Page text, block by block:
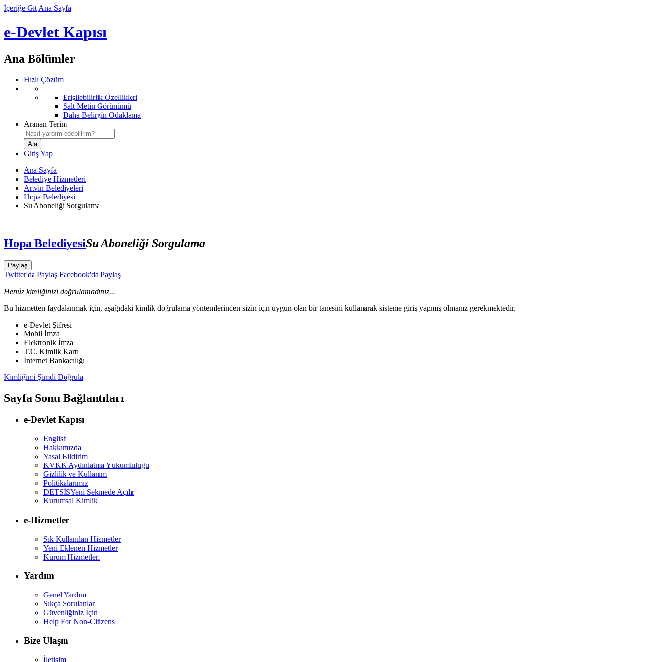
İçeriğe Git Ana Sayfa
e-Devlet Kapısı
Ana Bölümler
Hızlı Çözüm
Erişilebilirlik Özellikleri
Salt Metin Görünümü
Daha Belirgin Odaklama
Aranan Terim
Giriş Yap
Ana Sayfa
Belediye Hizmetleri
Artvin Belediyeleri
Hopa Belediyesi
Su Aboneliği Sorgulama
Hopa BelediyesiSu Aboneliği Sorgulama
Paylaş
Twitter'da Paylaş Facebook'da Paylaş
Henüz kimliğinizi doğrulamadınız...
Bu hizmetten faydalanmak için, aşağıdaki kimlik doğrulama yöntemlerinden sizin için uygun olan bir tanesini kullanarak sisteme giriş yapmış olmanız gerekmektedir.
e-Devlet Şifresi
Mobil İmza
Elektronik İmza
T.C. Kimlik Kartı
İnternet Bankacılığı
Kimliğimi Şimdi Doğrula
Sayfa Sonu Bağlantıları
e-Devlet Kapısı
English
Hakkımızda
Yasal Bildirim
KVKK Aydınlatma Yükümlülüğü
Gizlilik ve Kullanım
Politikalarımız
DETSİSYeni Sekmede Açılır
Kurumsal Kimlik
e-Hizmetler
Sık Kullanılan Hizmetler
Yeni Eklenen Hizmetler
Kurum Hizmetleri
Yardım
Genel Yardım
Sıkça Sorulanlar
Güvenliğiniz İçin
Help For Non-Citizens
Bize Ulaşın
İletişim